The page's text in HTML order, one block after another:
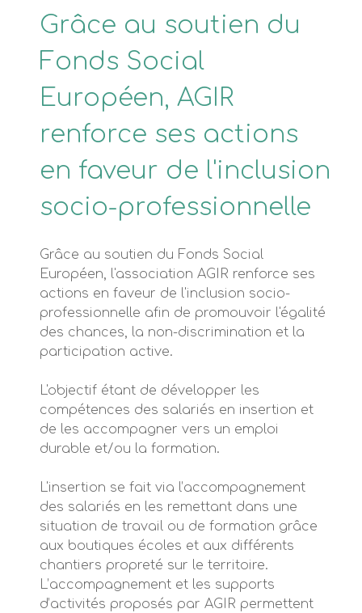
Grâce au soutien du
Fonds Social
Européen, AGIR
renforce ses actions
en faveur de l'inclusion
socio-professionnelle
Grâce au soutien du Fonds Social
Européen, l'association AGIR renforce ses
actions en faveur de l'inclusion socio-
professionnelle afin de promouvoir l'égalité
des chances, la non-discrimination et la
participation active.
L'objectif étant de développer les
compétences des salariés en insertion et
de les accompagner vers un emploi
durable et/ou la formation.
L'insertion se fait via l’accompagnement
des salariés en les remettant dans une
situation de travail ou de formation grâce
aux boutiques écoles et aux différents
chantiers propreté sur le territoire.
L’accompagnement et les supports
d’activités proposés par AGIR permettent